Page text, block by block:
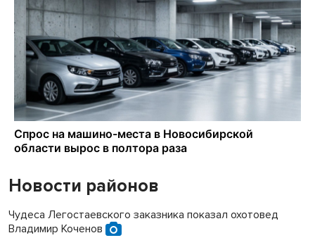
Новости районов
Чудеса Легостаевского заказника показал охотовед
Владимир Коченов